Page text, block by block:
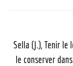
article
Sella (J.), Tenir
le conserver